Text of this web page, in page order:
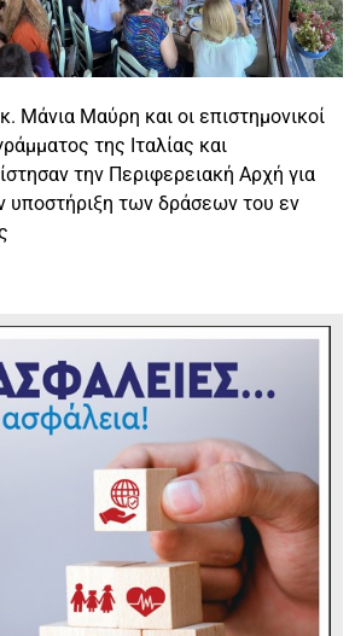
Μάνια Μαύρη και οι επιστημονικοί
της Ιταλίας και
την Περιφερειακή Αρχή για
υποστήριξη των δράσεων του εν